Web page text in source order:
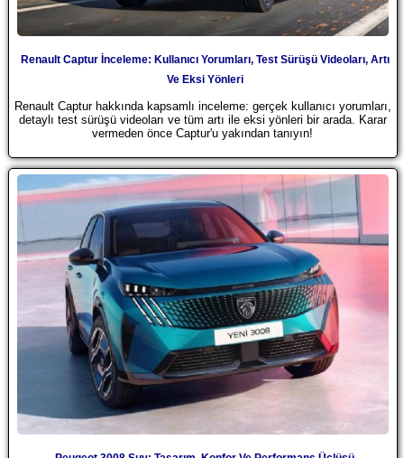
Renault Captur İnceleme: Kullanıcı Yorumları, Test Sürüşü Videoları, Artı
Ve Eksi Yönleri
Renault Captur hakkında kapsamlı inceleme: gerçek kullanıcı yorumları,
detaylı test sürüşü videoları ve tüm artı ile eksi yönleri bir arada. Karar
vermeden önce Captur'u yakından tanıyın!